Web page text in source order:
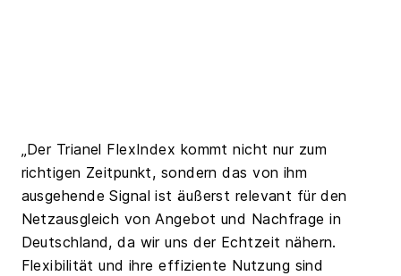
„Der Trianel FlexIndex kommt nicht nur zum
richtigen Zeitpunkt, sondern das von ihm
ausgehende Signal ist äußerst relevant für den
Netzausgleich von Angebot und Nachfrage in
Deutschland, da wir uns der Echtzeit nähern.
Flexibilität und ihre effiziente Nutzung sind